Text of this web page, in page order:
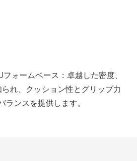
ォームベース：卓越した密度、
れ、クッション性とグリップ力
ランスを提供します。